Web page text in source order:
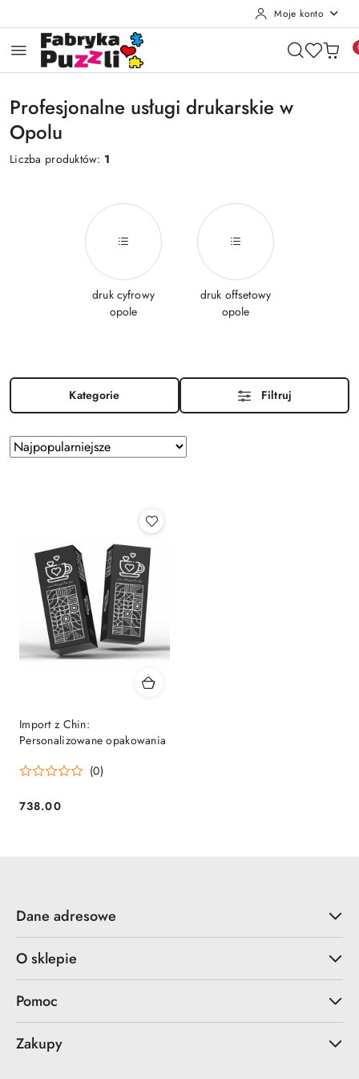
Moje konto
Profesjonalne usługi drukarskie w
Opolu
Liczba produktów: 1
druk cyfrowy
opole
druk offsetowy
opole
Kategorie Filtruj
Zastosowano
sortowanie:
Sortuj
według
Import z Chin:
Personalizowane opakowania
(0)
Cena:
738.00
Dane adresowe
O sklepie
Pomoc
Zakupy